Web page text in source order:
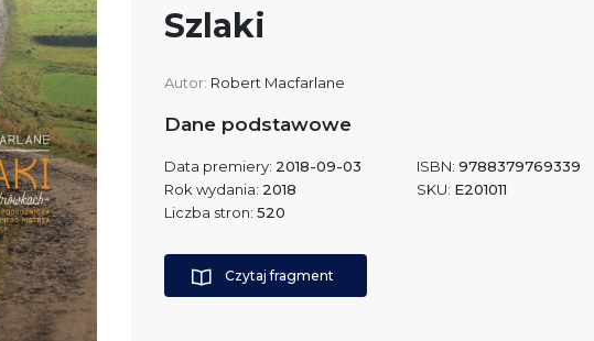
Szlaki
Autor: Robert Macfarlane
Dane podstawowe
Data premiery: 2018-09-03
Rok wydania: 2018
Liczba stron: 520
ISBN: 9788379769339
SKU: E201011
Czytaj fragment